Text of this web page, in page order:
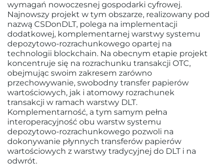
wymagań nowoczesnej gospodarki cyfrowej.
Najnowszy projekt w tym obszarze, realizowany pod
nazwą CSDonDLT, polega na implementacji
dodatkowej, komplementarnej warstwy systemu
depozytowo-rozrachunkowego opartej na
technologii blockchain. Na obecnym etapie projekt
koncentruje się na rozrachunku transakcji OTC,
obejmując swoim zakresem zarówno
przechowywanie, swobodny transfer papierów
wartościowych, jak i atomowy rozrachunek
transakcji w ramach warstwy DLT.
Komplementarność, a tym samym pełna
interoperacyjność obu warstw systemu
depozytowo-rozrachunkowego pozwoli na
dokonywanie płynnych transferów papierów
wartościowych z warstwy tradycyjnej do DLT i na
odwrót.